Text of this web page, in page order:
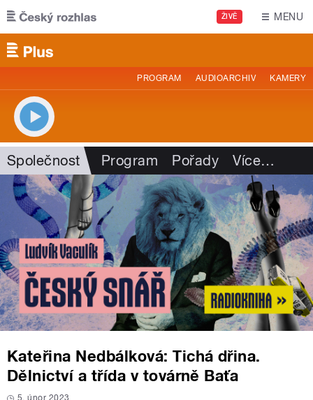
Přejít k hlavnímu obsahu
ŽIVĚ MENU
PROGRAM AUDIOARCHIV KAMERY
Společnost Program Pořady Více…
Kateřina Nedbálková: Tichá dřina.
Dělnictví a třída v továrně Baťa